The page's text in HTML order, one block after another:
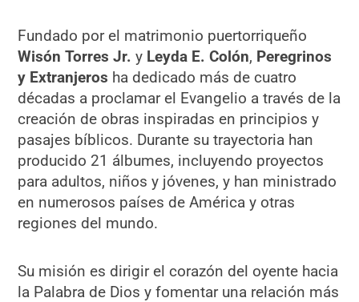
Fundado por el matrimonio puertorriqueño
Wisón Torres Jr. y Leyda E. Colón, Peregrinos
y Extranjeros ha dedicado más de cuatro
décadas a proclamar el Evangelio a través de la
creación de obras inspiradas en principios y
pasajes bíblicos. Durante su trayectoria han
producido 21 álbumes, incluyendo proyectos
para adultos, niños y jóvenes, y han ministrado
en numerosos países de América y otras
regiones del mundo.
Su misión es dirigir el corazón del oyente hacia
la Palabra de Dios y fomentar una relación más